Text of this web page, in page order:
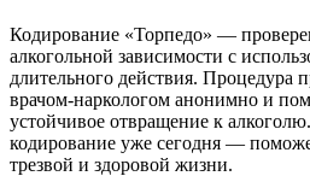
Кодирование «Торпедо» —
алкогольной зависимости с
длительного действия. Процедура
врачом-наркологом анонимно и
устойчивое отвращение к
кодирование уже сегодня —
трезвой и здоровой жизни.